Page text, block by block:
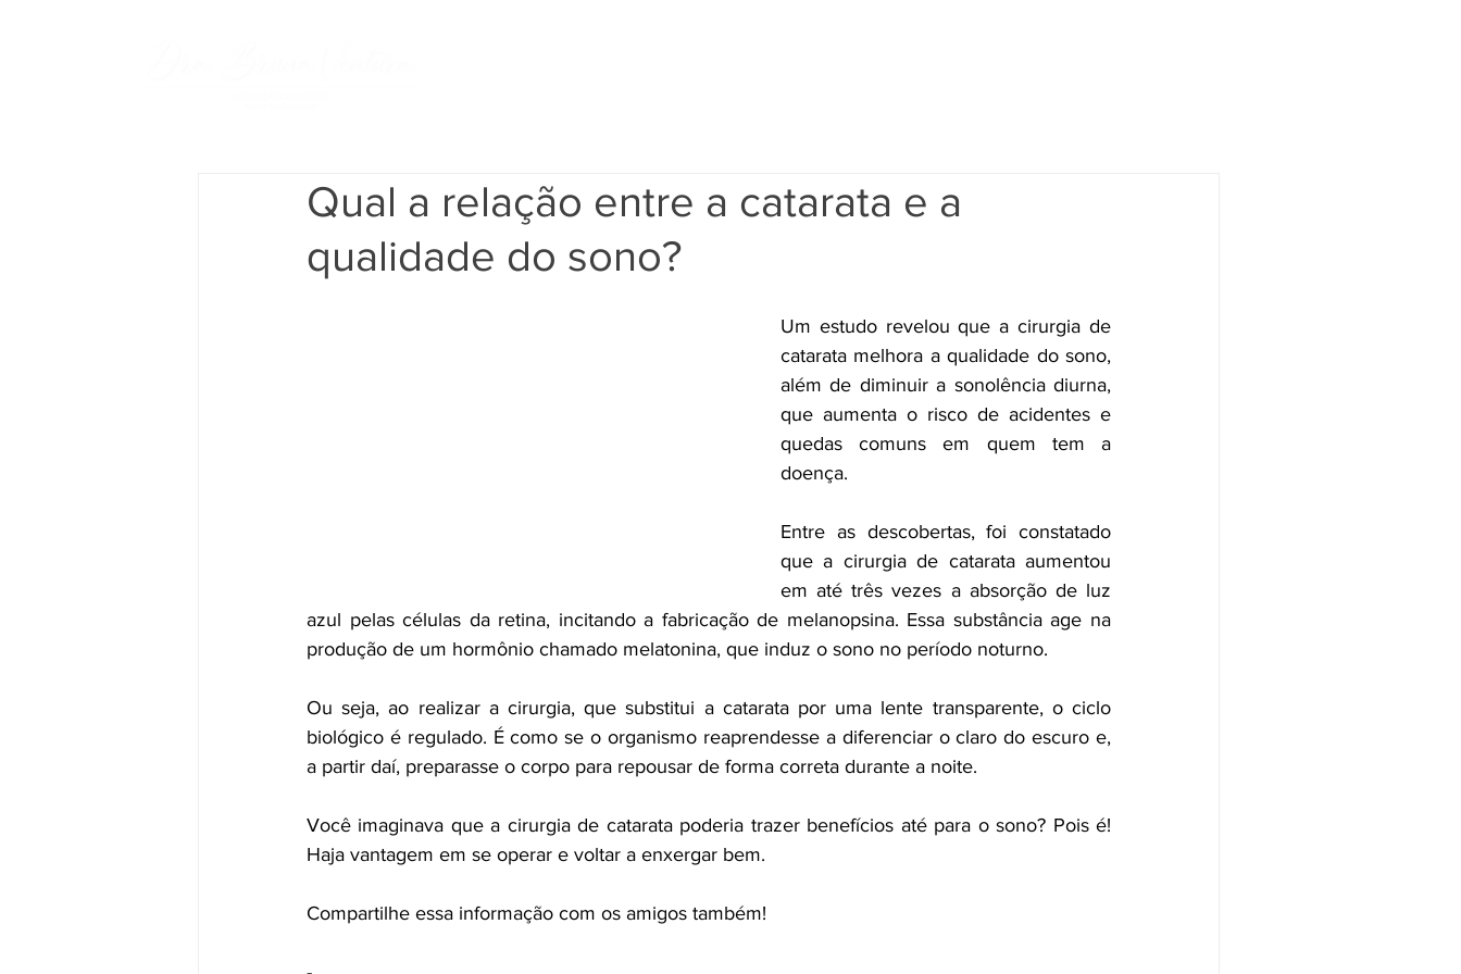
Qual a relação entre a catarata e a
qualidade do sono?
Um estudo revelou que a cirurgia de
catarata melhora a qualidade do sono,
além de diminuir a sonolência diurna,
que aumenta o risco de acidentes e
quedas comuns em quem tem a
doença.
Entre as descobertas, foi constatado
que a cirurgia de catarata aumentou
em até três vezes a absorção de luz
azul pelas células da retina, incitando a fabricação de melanopsina. Essa substância age na
produção de um hormônio chamado melatonina, que induz o sono no período noturno.
Ou seja, ao realizar a cirurgia, que substitui a catarata por uma lente transparente, o ciclo
biológico é regulado. É como se o organismo reaprendesse a diferenciar o claro do escuro e,
a partir daí, preparasse o corpo para repousar de forma correta durante a noite.
Você imaginava que a cirurgia de catarata poderia trazer benefícios até para o sono? Pois é!
Haja vantagem em se operar e voltar a enxergar bem.
Compartilhe essa informação com os amigos também!